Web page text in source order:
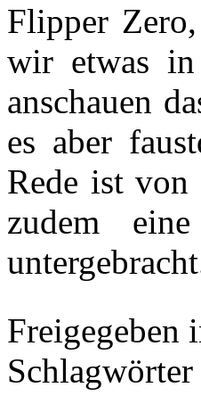
Flipper
wir etwas
anschauen
es aber
Rede ist
zudem
Freigegeben
Schlagwörter